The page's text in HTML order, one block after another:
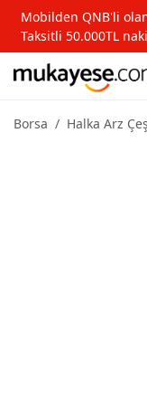
Mobilden QNB'li
Taksitli 50.000TL
Borsa Halka Arz